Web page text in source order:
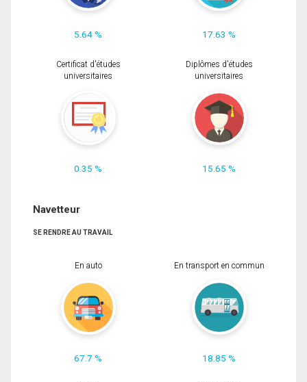
5.64 % 17.63 %
Certificat d'études
universitaires
0.35 %
Diplômes d'études
universitaires
15.65 %
Navetteur
SE RENDRE AU TRAVAIL
En auto
67.7 %
En transport en commun
18.85 %